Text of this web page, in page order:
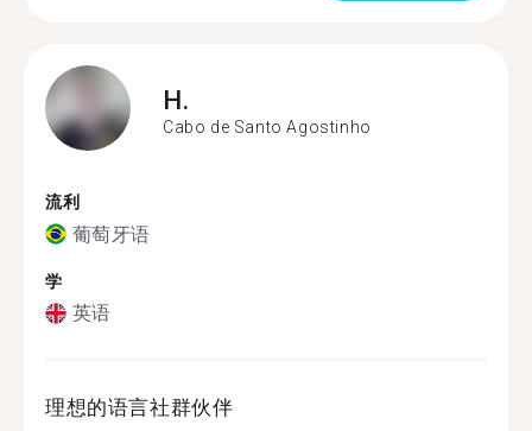
H.
Cabo de Santo Agostinho
流利
葡萄牙语
学
英语
理想的语言社群伙伴